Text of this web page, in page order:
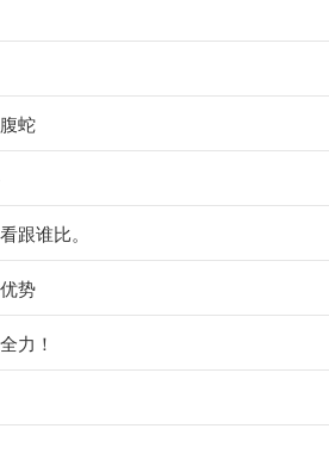
蛇
跟谁比。
势
力！